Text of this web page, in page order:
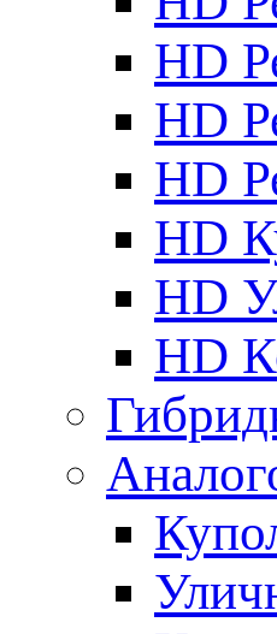
HD
HD
HD
HD
HD
HD